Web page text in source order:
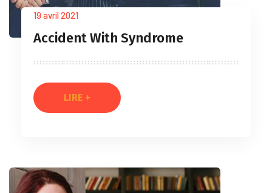
19 avril 2021
Accident With Syndrome
LIRE +